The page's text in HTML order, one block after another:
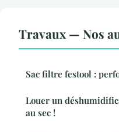
Travaux — Nos
Sac filtre festool :
Louer un
au sec !